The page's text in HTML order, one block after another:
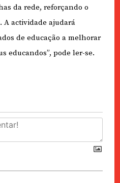
da rede, reforçando o
A actividade ajudará
de educação a melhorar
educandos”, pode ler-se.